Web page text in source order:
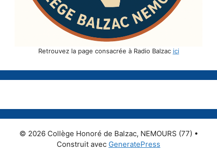
Retrouvez la page consacrée à Radio Balzac ici
© 2026 Collège Honoré de Balzac, NEMOURS (77) •
Construit avec GeneratePress